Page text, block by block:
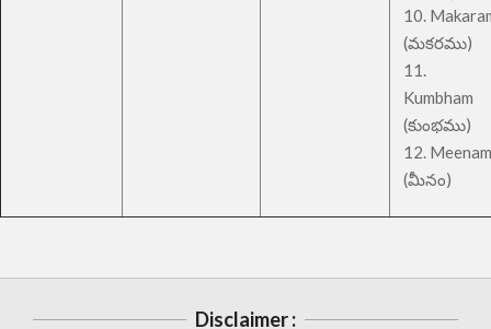
10.
(మకరము)
11.
Kumbham
(కుంభము)
12. Meenam
(మీనం)
Disclaimer :